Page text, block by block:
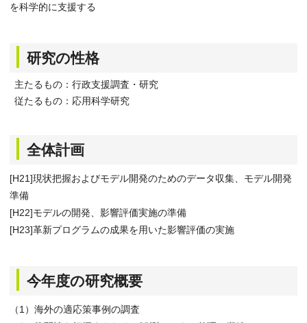
を科学的に支援する
研究の性格
主たるもの：行政支援調査・研究
従たるもの：応用科学研究
全体計画
[H21]現状把握およびモデル開発のためのデータ収集、モデル開発
準備
[H22]モデルの開発、影響評価実施の準備
[H23]革新プログラムの成果を用いた影響評価の実施
今年度の研究概要
（1）海外の適応策事例の調査